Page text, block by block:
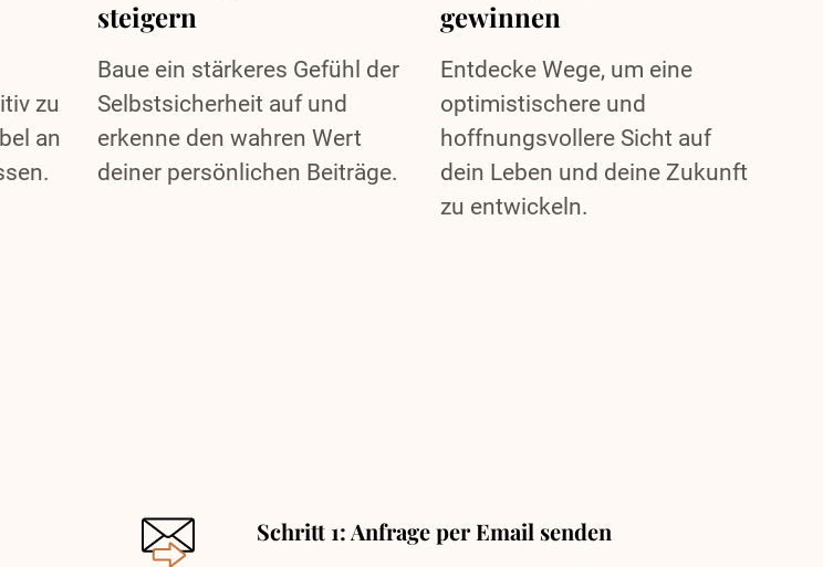
zu
an
steigern
Baue ein stärkeres Gefühl der
Selbstsicherheit auf und
erkenne den wahren Wert
deiner persönlichen Beiträge.
gewinnen
Entdecke Wege, um eine
optimistischere und
hoffnungsvollere Sicht auf
dein Leben und deine Zukunft
zu entwickeln.
Schritt 1: Anfrage per Email senden